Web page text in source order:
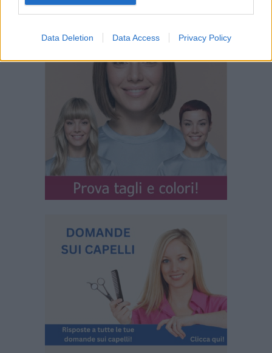
Data Deletion Data Access Privacy Policy